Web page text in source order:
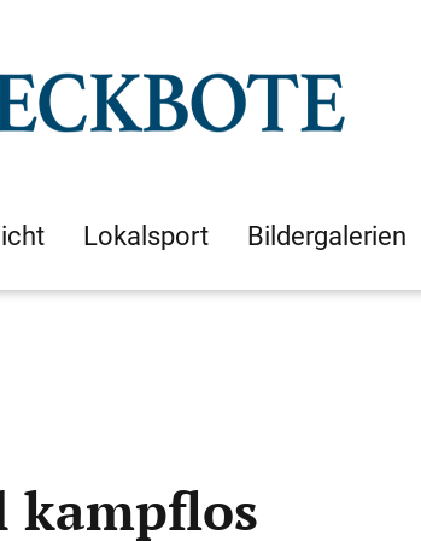
Lokalsport Bildergalerien
kampflos